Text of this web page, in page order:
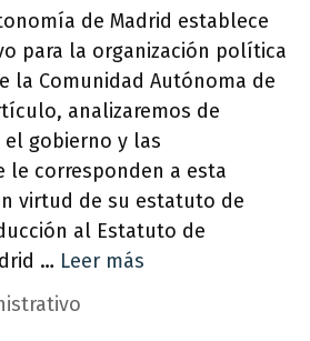
de Madrid establece
para la organización política
la Comunidad Autónoma de
analizaremos de
gobierno y las
le corresponden a esta
virtud de su estatuto de
al Estatuto de
… Leer más